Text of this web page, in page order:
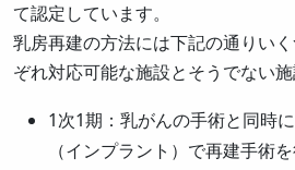
て認定しています。
乳房再建の方法には下記の通りい
ぞれ対応可能な施設とそうでない施
1次1期：乳がんの手術と同時
（インプラント）で再建手術